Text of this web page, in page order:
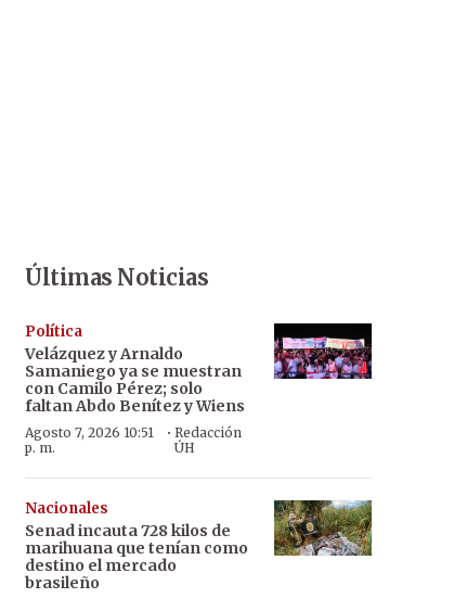
Últimas Noticias
Política
Velázquez y Arnaldo
Samaniego ya se muestran
con Camilo Pérez; solo
faltan Abdo Benítez y Wiens
Agosto 7, 2026 10:51
p. m.
·Redacción
ÚH
Nacionales
Senad incauta 728 kilos de
marihuana que tenían como
destino el mercado
brasileño